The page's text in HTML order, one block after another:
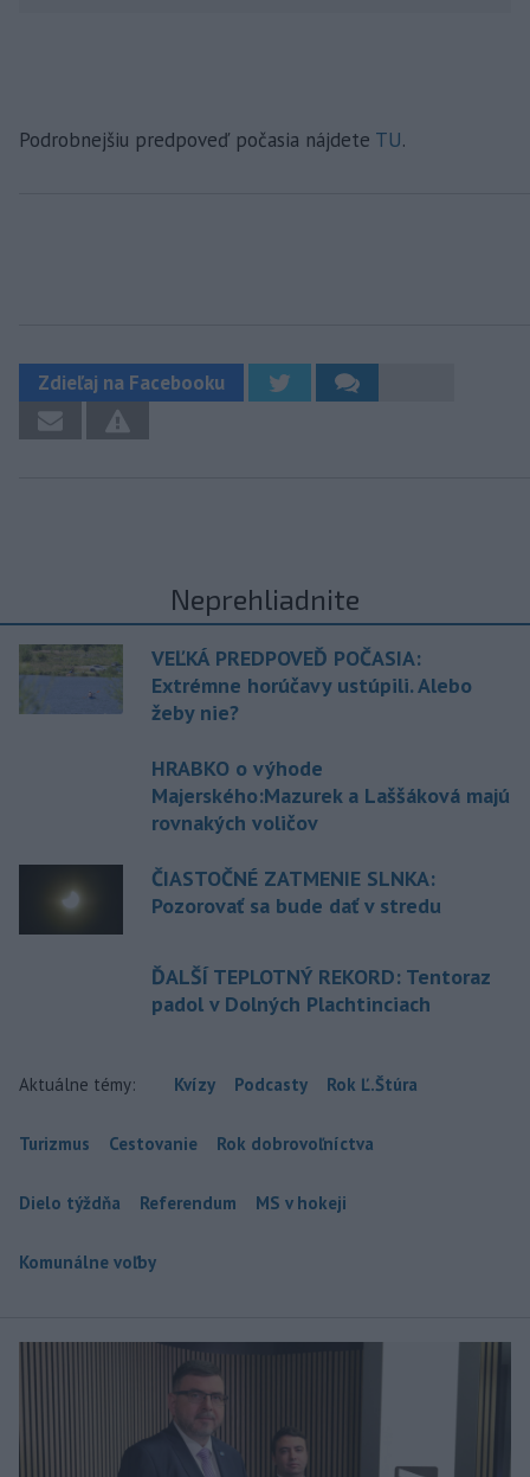
Podrobnejšiu predpoveď počasia nájdete TU.
Zdieľaj na Facebooku
Neprehliadnite
VEĽKÁ PREDPOVEĎ POČASIA:
Extrémne horúčavy ustúpili. Alebo
žeby nie?
HRABKO o výhode
Majerského:Mazurek a Laššáková majú
rovnakých voličov
ČIASTOČNÉ ZATMENIE SLNKA:
Pozorovať sa bude dať v stredu
ĎALŠÍ TEPLOTNÝ REKORD: Tentoraz
padol v Dolných Plachtinciach
Aktuálne témy: Kvízy Podcasty Rok Ľ.Štúra
Turizmus Cestovanie Rok dobrovoľníctva
Dielo týždňa Referendum MS v hokeji
Komunálne voľby